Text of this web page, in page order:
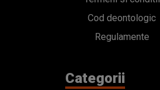
Cod deontologic
Regulamente
Categorii